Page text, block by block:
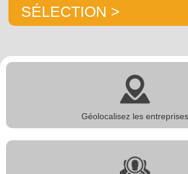
SÉLECTION >
Géolocalisez les entreprises